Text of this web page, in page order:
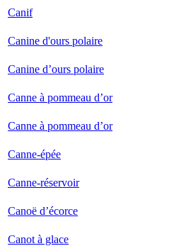
Canif
Canine d'ours polaire
Canine d’ours polaire
Canne à pommeau d’or
Canne à pommeau d’or
Canne-épée
Canne-réservoir
Canoë d’écorce
Canot à glace